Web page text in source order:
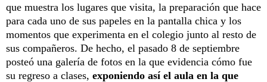
que muestra los lugares que visita, la preparación que hace
para cada uno de sus papeles en la pantalla chica y los
momentos que experimenta en el colegio junto al resto de
sus compañeros. De hecho, el pasado 8 de septiembre
posteó una galería de fotos en la que evidencia cómo fue
su regreso a clases, exponiendo así el aula en la que